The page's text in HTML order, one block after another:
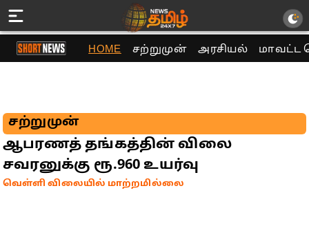
HOME சற்றுமுன் அரசியல் மாவட்ட
சற்றுமுன்
ஆபரணத் தங்கத்தின் விலை
சவரனுக்கு ரூ.960 உயர்வு
வெள்ளி விலையில் மாற்றமில்லை